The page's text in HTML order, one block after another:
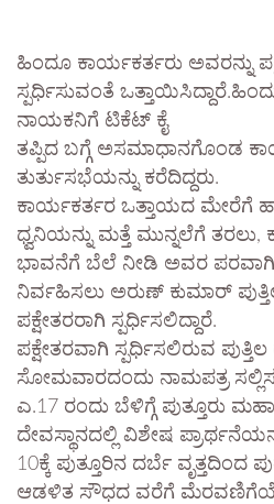
ಹಿಂದೂ ಕಾರ್ಯಕರ್ತರು ಅವರನ್ನು
ಸ್ಪರ್ಧಿಸುವಂತೆ
ನಾಯಕನಿಗೆ ಟಿಕೆಟ್ ಕೈ
ತಪ್ಪಿದ ಬಗ್ಗೆ ಅಸಮಾಧಾನಗೊಂಡ
ತುರ್ತುಸಭೆಯನ್ನು ಕರೆದಿದ್ದರು.
ಕಾರ್ಯಕರ್ತರ ಒತ್ತಾಯದ ಮೇರೆಗೆ
ಧ್ವನಿಯನ್ನು ಮತ್ತೆ ಮುನ್ನಲೆಗೆ ತರಲು,
ಭಾವನೆಗೆ ಬೆಲೆ ನೀಡಿ ಅವರ
ನಿರ್ವಹಿಸಲು ಅರುಣ್ ಕುಮಾರ್
ಪಕ್ಷೇತರರಾಗಿ ಸ್ಪರ್ಧಿಸಲಿದ್ದಾರೆ.
ಪಕ್ಷೇತರವಾಗಿ ಸ್ಪರ್ಧಿಸಲಿರುವ
ಸೋಮವಾರದಂದು ನಾಮಪತ್ರ
ಎ.17 ರಂದು ಬೆಳಿಗ್ಗೆ ಪುತ್ತೂರು
ದೇವಸ್ಥಾನದಲ್ಲಿ ವಿಶೇಷ
10ಕ್ಕೆ ಪುತ್ತೂರಿನ ದರ್ಬೆ ವೃತ್ತದಿಂದ
ಆಡಳಿತ ಸೌಧದ ವರೆಗೆ